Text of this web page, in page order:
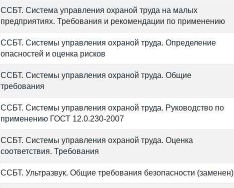
ССБТ. Система управления охраной труда на малых
предприятиях. Требования и рекомендации по применению
ССБТ. Системы управления охраной труда. Определение
опасностей и оценка рисков
ССБТ. Системы управления охраной труда. Общие
требования
ССБТ. Системы управления охраной труда. Руководство по
применению ГОСТ 12.0.230-2007
ССБТ. Системы управления охраной труда. Оценка
соответствия. Требования
ССБТ. Ультразвук. Общие требования безопасности (заменен)